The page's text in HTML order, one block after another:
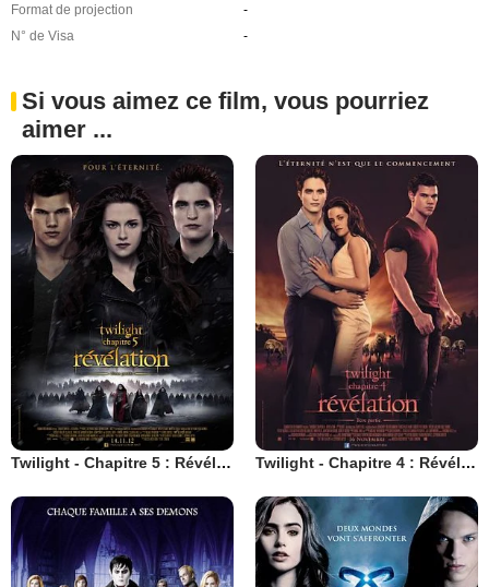
Format de projection
-
N° de Visa
-
Si vous aimez ce film, vous pourriez
aimer ...
Twilight - Chapitre 5 : Révélation 2e partie Twilight - Chapitre 4 : Révélation 1ère partie